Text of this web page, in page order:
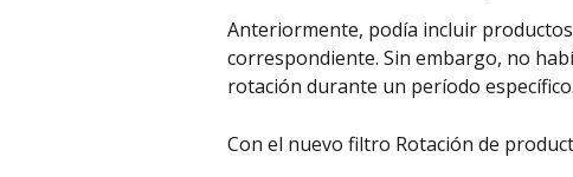
Anteriormente, podía incluir
correspondiente. Sin embargo, no
rotación durante un período específico.
Con el nuevo filtro Rotación de